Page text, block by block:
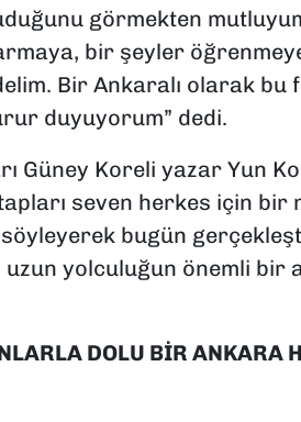
görmekten
bir şeyler
Bir Ankaralı olarak bu
duyuyorum” dedi.
Güney Koreli yazar Yun
seven herkes için bir
bugün
yolculuğun önemli bir
DOLU BİR ANKARA